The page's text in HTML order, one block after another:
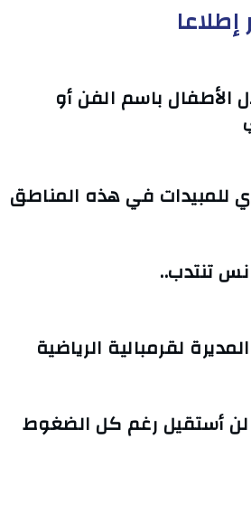
إطلاعا
الأطفال باسم الفن أو
في هذه المناطق
تنتدب..
لقرمبالية الرياضية
لن أستقيل رغم كل الضغوط